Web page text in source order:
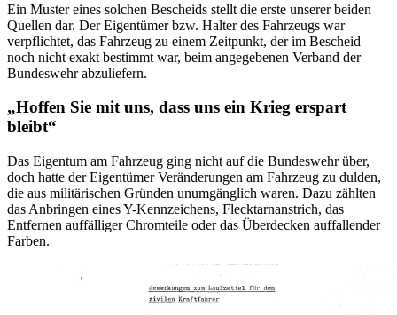
Ein Muster eines solchen Bescheids stellt die erste unserer beiden
Quellen dar. Der Eigentümer bzw. Halter des Fahrzeugs war
verpflichtet, das Fahrzeug zu einem Zeitpunkt, der im Bescheid
noch nicht exakt bestimmt war, beim angegebenen Verband der
Bundeswehr abzuliefern.
„Hoffen Sie mit uns, dass uns ein Krieg erspart
bleibt“
Das Eigentum am Fahrzeug ging nicht auf die Bundeswehr über,
doch hatte der Eigentümer Veränderungen am Fahrzeug zu dulden,
die aus militärischen Gründen unumgänglich waren. Dazu zählten
das Anbringen eines Y-Kennzeichens, Flecktarnanstrich, das
Entfernen auffälliger Chromteile oder das Überdecken auffallender
Farben.